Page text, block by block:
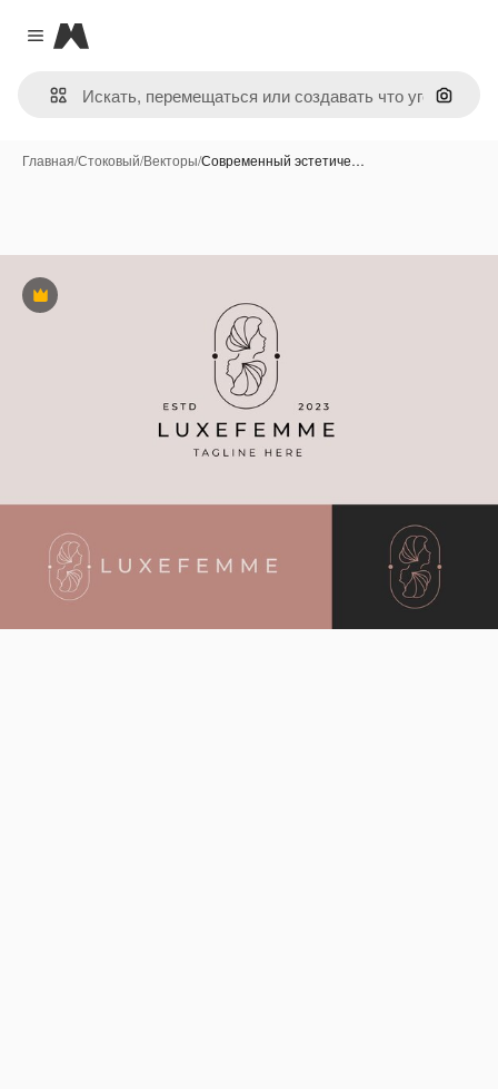
Close menu
Magnific
Поиск
Главная/Стоковый/Векторы/Современный эстетиче…
Премиум